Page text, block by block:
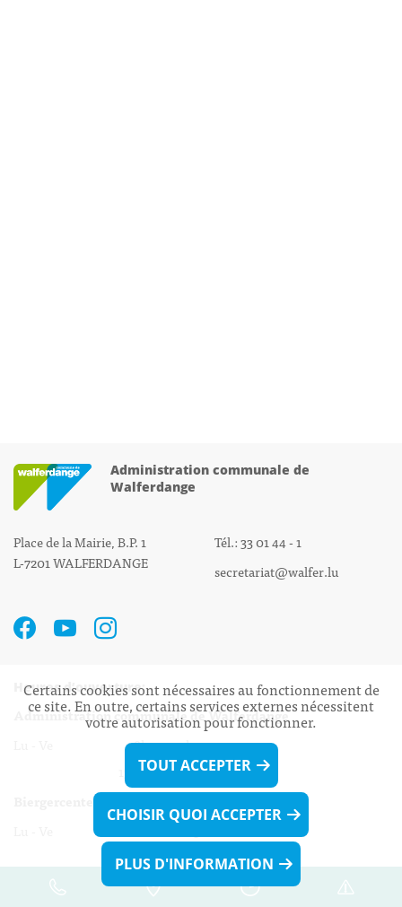
Administration communale de
Walferdange
Place de la Mairie, B.P. 1
L-7201 WALFERDANGE
Tél.: 33 01 44 - 1
secretariat@walfer.lu
Heures d’ouverture:
Administration communale de Walferdange
Lu - Ve 08h00 - 11h30
13h30 - 16h00
Biergercenter
Lu - Ve 08h00 - 11h30
13h30 - 16h00
Le mardi après-midi et le vendredi après-
Certains cookies sont nécessaires au fonctionnement de
ce site. En outre, certains services externes nécessitent
votre autorisation pour fonctionner.
TOUT ACCEPTER
CHOISIR QUOI ACCEPTER
PLUS D'INFORMATION